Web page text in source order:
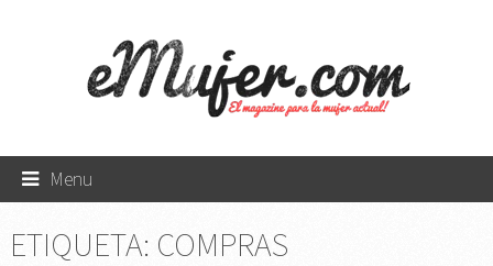
Menu
ETIQUETA: COMPRAS